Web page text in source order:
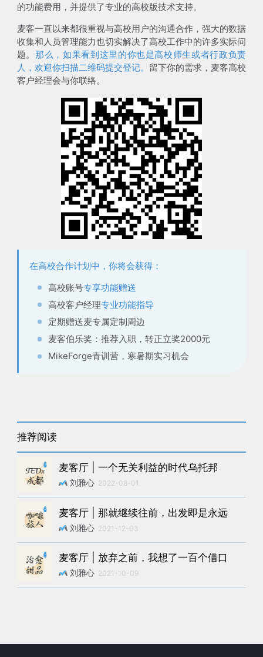
的功能费用，并提供了专业的高校版技术支持。
麦客一直以来都很重视与高校用户的沟通合作，强大的数据
收集和人员管理能力也切实解决了高校工作中的许多实际问
题。 那么，如果看到这里的你也是高校师生或者行政负责
人，欢迎你扫描二维码提交登记。 留下你的需求，麦客高校
客户经理会与你联络。
在高校合作计划中，你将会获得：
高校账号专享功能赠送
高校客户经理专业功能指导
定期赠送麦专属定制周边
麦客伯乐奖：推荐入职， 转正立奖2000元
MikeForge青训营， 寒暑期实习机会
推荐阅读
麦客厅 | 一个无关利益的时代乌托邦
刘雅心 2022-08-01
麦客厅 | 那就继续往前，出发即是永远
刘雅心 2021-12-03
麦客厅 | 放弃之前，我想了一百个借口
刘雅心 2021-10-09